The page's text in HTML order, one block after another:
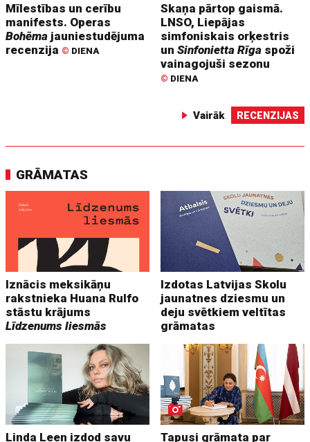
Mīlestības un cerību
manifests. Operas
Bohēma jauniestudējuma
recenzija © DIENA
Skaņa pārtop gaismā.
LNSO, Liepājas
simfoniskais orķestris
unSinfonietta Rīga spoži
vainagojuši sezonu
© DIENA
Vairāk RECENZIJAS
GRĀMATAS
Iznācis meksikāņu
rakstnieka Huana Rulfo
stāstu krājums
Līdzenums liesmās
Izdotas Latvijas Skolu
jaunatnes dziesmu un
deju svētkiem veltītas
grāmatas
Linda Leen izdod savu Tapusi grāmata par